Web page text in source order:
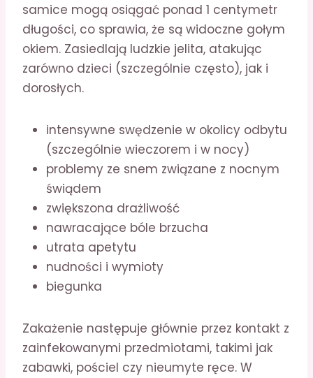
samice mogą osiągać ponad 1 centymetr
długości, co sprawia, że są widoczne gołym
okiem. Zasiedlają ludzkie jelita, atakując
zarówno dzieci (szczególnie często), jak i
dorosłych.
intensywne swędzenie w okolicy odbytu
(szczególnie wieczorem i w nocy)
problemy ze snem związane z nocnym
świądem
zwiększona drażliwość
nawracające bóle brzucha
utrata apetytu
nudności i wymioty
biegunka
Zakażenie następuje głównie przez kontakt z
zainfekowanymi przedmiotami, takimi jak
zabawki, pościel czy nieumyte ręce. W